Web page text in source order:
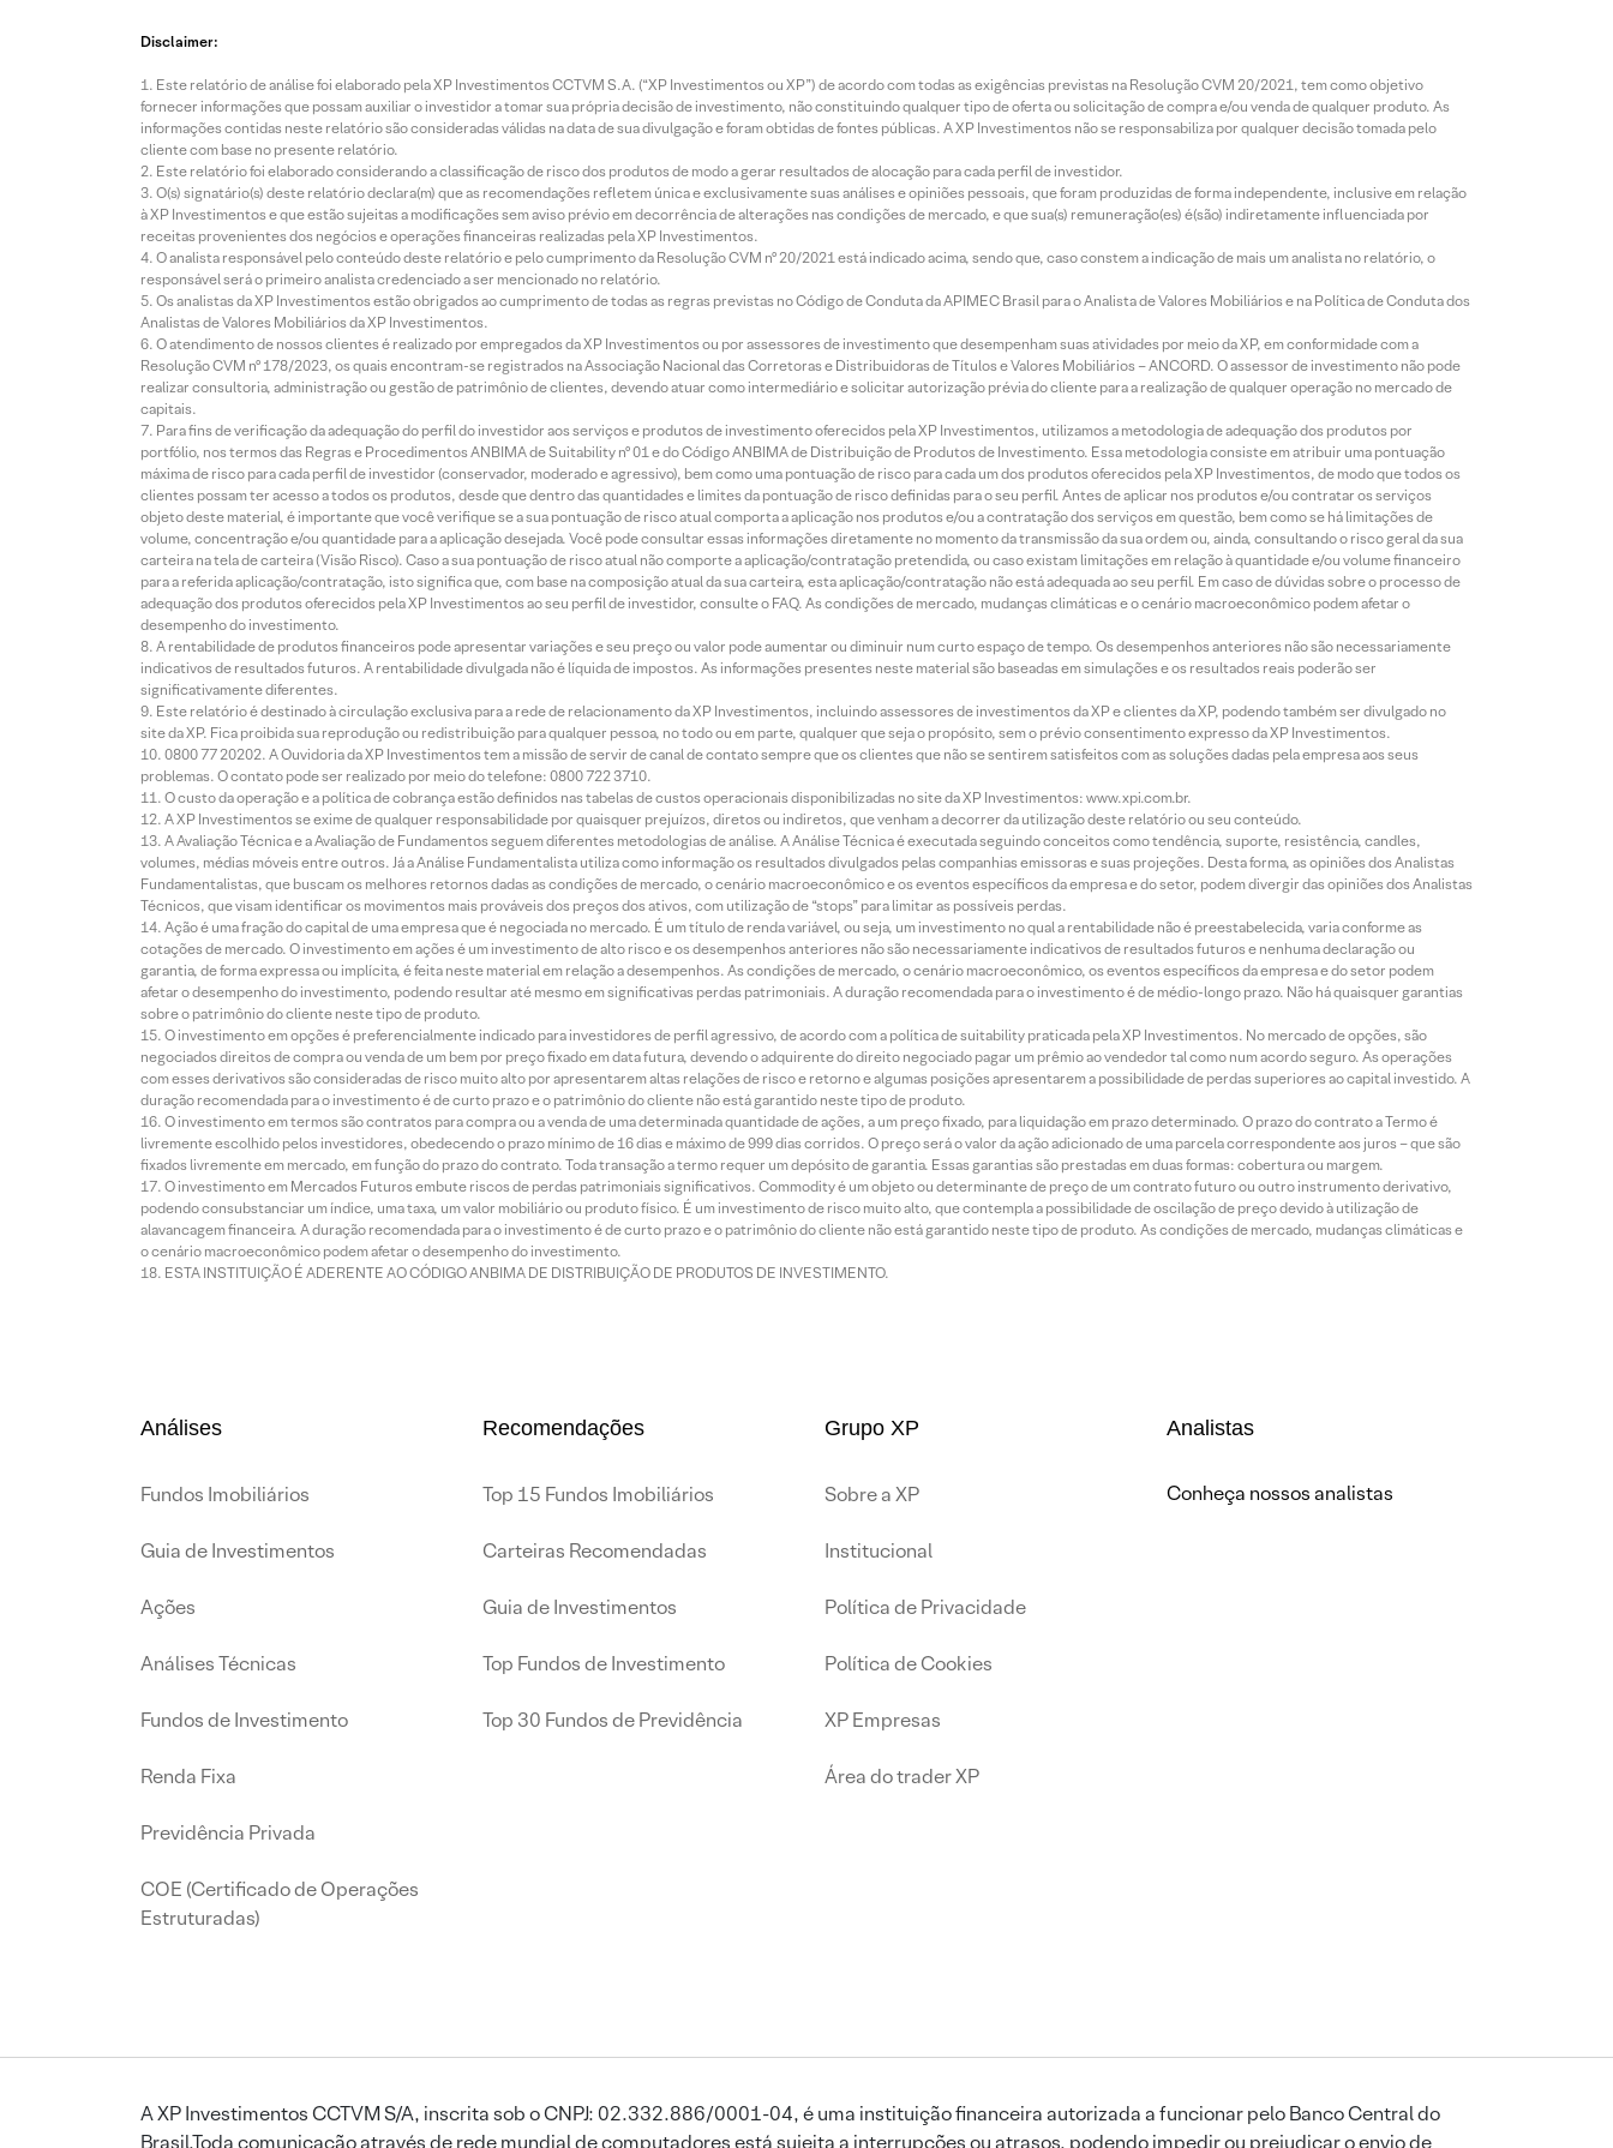
Disclaimer:
Este relatório de análise foi elaborado pela XP Investimentos CCTVM S.A. (“XP Investimentos ou XP”) de acordo com todas as exigências previstas na Resolução CVM 20/2021, tem como objetivo
fornecer informações que possam auxiliar o investidor a tomar sua própria decisão de investimento, não constituindo qualquer tipo de oferta ou solicitação de compra e/ou venda de qualquer produto. As
informações contidas neste relatório são consideradas válidas na data de sua divulgação e foram obtidas de fontes públicas. A XP Investimentos não se responsabiliza por qualquer decisão tomada pelo
cliente com base no presente relatório.
Este relatório foi elaborado considerando a classificação de risco dos produtos de modo a gerar resultados de alocação para cada perfil de investidor.
O(s) signatário(s) deste relatório declara(m) que as recomendações refletem única e exclusivamente suas análises e opiniões pessoais, que foram produzidas de forma independente, inclusive em relação
à XP Investimentos e que estão sujeitas a modificações sem aviso prévio em decorrência de alterações nas condições de mercado, e que sua(s) remuneração(es) é(são) indiretamente influenciada por
receitas provenientes dos negócios e operações financeiras realizadas pela XP Investimentos.
O analista responsável pelo conteúdo deste relatório e pelo cumprimento da Resolução CVM nº 20/2021 está indicado acima, sendo que, caso constem a indicação de mais um analista no relatório, o
responsável será o primeiro analista credenciado a ser mencionado no relatório.
Os analistas da XP Investimentos estão obrigados ao cumprimento de todas as regras previstas no Código de Conduta da APIMEC Brasil para o Analista de Valores Mobiliários e na Política de Conduta dos
Analistas de Valores Mobiliários da XP Investimentos.
O atendimento de nossos clientes é realizado por empregados da XP Investimentos ou por assessores de investimento que desempenham suas atividades por meio da XP, em conformidade com a
Resolução CVM nº 178/2023, os quais encontram-se registrados na Associação Nacional das Corretoras e Distribuidoras de Títulos e Valores Mobiliários – ANCORD. O assessor de investimento não pode
realizar consultoria, administração ou gestão de patrimônio de clientes, devendo atuar como intermediário e solicitar autorização prévia do cliente para a realização de qualquer operação no mercado de
capitais.
Para fins de verificação da adequação do perfil do investidor aos serviços e produtos de investimento oferecidos pela XP Investimentos, utilizamos a metodologia de adequação dos produtos por
portfólio, nos termos das Regras e Procedimentos ANBIMA de Suitability nº 01 e do Código ANBIMA de Distribuição de Produtos de Investimento. Essa metodologia consiste em atribuir uma pontuação
máxima de risco para cada perfil de investidor (conservador, moderado e agressivo), bem como uma pontuação de risco para cada um dos produtos oferecidos pela XP Investimentos, de modo que todos os
clientes possam ter acesso a todos os produtos, desde que dentro das quantidades e limites da pontuação de risco definidas para o seu perfil. Antes de aplicar nos produtos e/ou contratar os serviços
objeto deste material, é importante que você verifique se a sua pontuação de risco atual comporta a aplicação nos produtos e/ou a contratação dos serviços em questão, bem como se há limitações de
volume, concentração e/ou quantidade para a aplicação desejada. Você pode consultar essas informações diretamente no momento da transmissão da sua ordem ou, ainda, consultando o risco geral da sua
carteira na tela de carteira (Visão Risco). Caso a sua pontuação de risco atual não comporte a aplicação/contratação pretendida, ou caso existam limitações em relação à quantidade e/ou volume financeiro
para a referida aplicação/contratação, isto significa que, com base na composição atual da sua carteira, esta aplicação/contratação não está adequada ao seu perfil. Em caso de dúvidas sobre o processo de
adequação dos produtos oferecidos pela XP Investimentos ao seu perfil de investidor, consulte o FAQ. As condições de mercado, mudanças climáticas e o cenário macroeconômico podem afetar o
desempenho do investimento.
A rentabilidade de produtos financeiros pode apresentar variações e seu preço ou valor pode aumentar ou diminuir num curto espaço de tempo. Os desempenhos anteriores não são necessariamente
indicativos de resultados futuros. A rentabilidade divulgada não é líquida de impostos. As informações presentes neste material são baseadas em simulações e os resultados reais poderão ser
significativamente diferentes.
Este relatório é destinado à circulação exclusiva para a rede de relacionamento da XP Investimentos, incluindo assessores de investimentos da XP e clientes da XP, podendo também ser divulgado no
site da XP. Fica proibida sua reprodução ou redistribuição para qualquer pessoa, no todo ou em parte, qualquer que seja o propósito, sem o prévio consentimento expresso da XP Investimentos.
0800 77 20202. A Ouvidoria da XP Investimentos tem a missão de servir de canal de contato sempre que os clientes que não se sentirem satisfeitos com as soluções dadas pela empresa aos seus
problemas. O contato pode ser realizado por meio do telefone: 0800 722 3710.
O custo da operação e a política de cobrança estão definidos nas tabelas de custos operacionais disponibilizadas no site da XP Investimentos: www.xpi.com.br.
A XP Investimentos se exime de qualquer responsabilidade por quaisquer prejuízos, diretos ou indiretos, que venham a decorrer da utilização deste relatório ou seu conteúdo.
A Avaliação Técnica e a Avaliação de Fundamentos seguem diferentes metodologias de análise. A Análise Técnica é executada seguindo conceitos como tendência, suporte, resistência, candles,
volumes, médias móveis entre outros. Já a Análise Fundamentalista utiliza como informação os resultados divulgados pelas companhias emissoras e suas projeções. Desta forma, as opiniões dos Analistas
Fundamentalistas, que buscam os melhores retornos dadas as condições de mercado, o cenário macroeconômico e os eventos específicos da empresa e do setor, podem divergir das opiniões dos Analistas
Técnicos, que visam identificar os movimentos mais prováveis dos preços dos ativos, com utilização de “stops” para limitar as possíveis perdas.
Ação é uma fração do capital de uma empresa que é negociada no mercado. É um título de renda variável, ou seja, um investimento no qual a rentabilidade não é preestabelecida, varia conforme as
cotações de mercado. O investimento em ações é um investimento de alto risco e os desempenhos anteriores não são necessariamente indicativos de resultados futuros e nenhuma declaração ou
garantia, de forma expressa ou implícita, é feita neste material em relação a desempenhos. As condições de mercado, o cenário macroeconômico, os eventos específicos da empresa e do setor podem
afetar o desempenho do investimento, podendo resultar até mesmo em significativas perdas patrimoniais. A duração recomendada para o investimento é de médio-longo prazo. Não há quaisquer garantias
sobre o patrimônio do cliente neste tipo de produto.
O investimento em opções é preferencialmente indicado para investidores de perfil agressivo, de acordo com a política de suitability praticada pela XP Investimentos. No mercado de opções, são
negociados direitos de compra ou venda de um bem por preço fixado em data futura, devendo o adquirente do direito negociado pagar um prêmio ao vendedor tal como num acordo seguro. As operações
com esses derivativos são consideradas de risco muito alto por apresentarem altas relações de risco e retorno e algumas posições apresentarem a possibilidade de perdas superiores ao capital investido. A
duração recomendada para o investimento é de curto prazo e o patrimônio do cliente não está garantido neste tipo de produto.
O investimento em termos são contratos para compra ou a venda de uma determinada quantidade de ações, a um preço fixado, para liquidação em prazo determinado. O prazo do contrato a Termo é
livremente escolhido pelos investidores, obedecendo o prazo mínimo de 16 dias e máximo de 999 dias corridos. O preço será o valor da ação adicionado de uma parcela correspondente aos juros – que são
fixados livremente em mercado, em função do prazo do contrato. Toda transação a termo requer um depósito de garantia. Essas garantias são prestadas em duas formas: cobertura ou margem.
O investimento em Mercados Futuros embute riscos de perdas patrimoniais significativos. Commodity é um objeto ou determinante de preço de um contrato futuro ou outro instrumento derivativo,
podendo consubstanciar um índice, uma taxa, um valor mobiliário ou produto físico. É um investimento de risco muito alto, que contempla a possibilidade de oscilação de preço devido à utilização de
alavancagem financeira. A duração recomendada para o investimento é de curto prazo e o patrimônio do cliente não está garantido neste tipo de produto. As condições de mercado, mudanças climáticas e
o cenário macroeconômico podem afetar o desempenho do investimento.
ESTA INSTITUIÇÃO É ADERENTE AO CÓDIGO ANBIMA DE DISTRIBUIÇÃO DE PRODUTOS DE INVESTIMENTO.
Análises
Fundos Imobiliários
Guia de Investimentos
Ações
Análises Técnicas
Fundos de Investimento
Renda Fixa
Previdência Privada
COE (Certificado de Operações
Estruturadas)
Recomendações
Top 15 Fundos Imobiliários
Carteiras Recomendadas
Guia de Investimentos
Top Fundos de Investimento
Top 30 Fundos de Previdência
Grupo XP
Sobre a XP
Institucional
Política de Privacidade
Política de Cookies
XP Empresas
Área do trader XP
Analistas
Conheça nossos analistas
A XP Investimentos CCTVM S/A, inscrita sob o CNPJ: 02.332.886/0001-04, é uma instituição financeira autorizada a funcionar pelo Banco Central do
Brasil.Toda comunicação através de rede mundial de computadores está sujeita a interrupções ou atrasos, podendo impedir ou prejudicar o envio de